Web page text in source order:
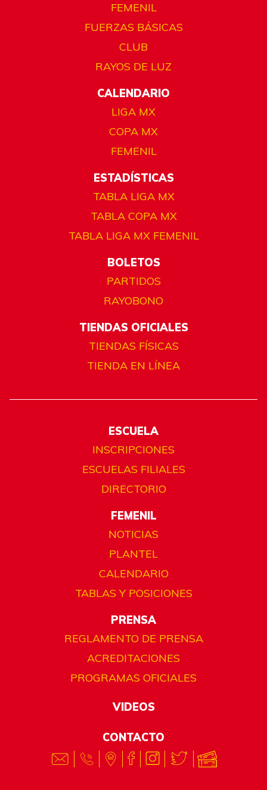
FEMENIL
FUERZAS BÁSICAS
CLUB
RAYOS DE LUZ
CALENDARIO
LIGA MX
COPA MX
FEMENIL
ESTADÍSTICAS
TABLA LIGA MX
TABLA COPA MX
TABLA LIGA MX FEMENIL
BOLETOS
PARTIDOS
RAYOBONO
TIENDAS OFICIALES
TIENDAS FÍSICAS
TIENDA EN LÍNEA
ESCUELA
INSCRIPCIONES
ESCUELAS FILIALES
DIRECTORIO
FEMENIL
NOTICIAS
PLANTEL
CALENDARIO
TABLAS Y POSICIONES
PRENSA
REGLAMENTO DE PRENSA
ACREDITACIONES
PROGRAMAS OFICIALES
VIDEOS
CONTACTO